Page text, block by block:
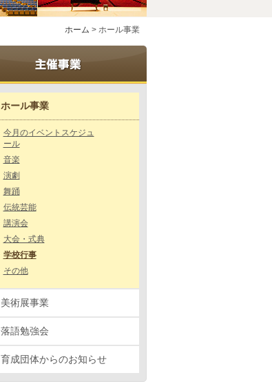
ホーム > ホール事業
ホール事業
今月のイベントスケジュ
ール
音楽
演劇
舞踊
伝統芸能
講演会
大会・式典
学校行事
その他
美術展事業
落語勉強会
育成団体からのお知らせ